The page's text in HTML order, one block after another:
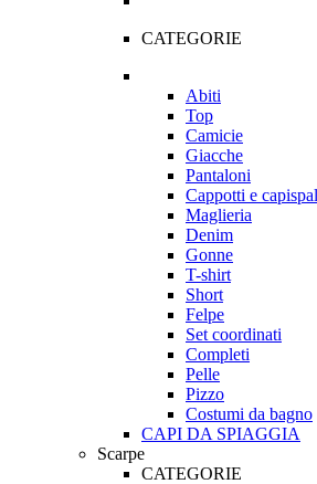
CATEGORIE
Abiti
Top
Camicie
Giacche
Pantaloni
Cappotti e
Maglieria
Denim
Gonne
T-shirt
Short
Felpe
Set coordinati
Completi
Pelle
Pizzo
Costumi da bagno
CAPI DA SPIAGGIA
Scarpe
CATEGORIE